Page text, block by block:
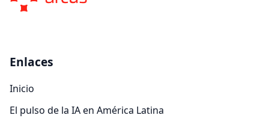
Enlaces
Inicio
El pulso de la IA en América Latina